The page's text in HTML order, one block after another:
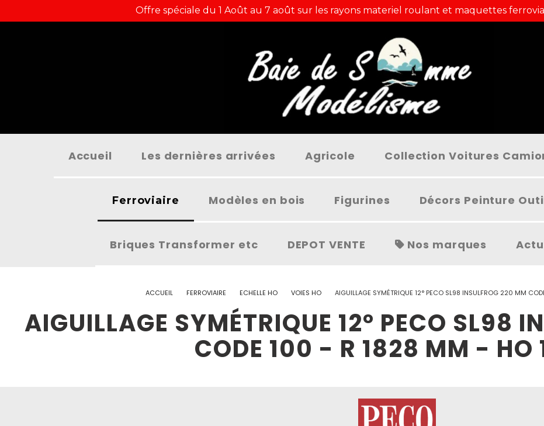
Offre spéciale du 1 Août au 7 août sur les rayons materiel roulant et maquettes
Accueil Les dernières arrivées Agricole Collection Voitures
Ferroviaire Modèles en bois Figurines Décors Peinture
Briques Transformer etc DEPOT VENTE Nos marques
ACCUEIL FERROVIAIRE ECHELLE HO VOIES HO AIGUILLAGE SYMÉTRIQUE 12° PECO SL98 INSULFROG 220 MM
AIGUILLAGE SYMÉTRIQUE 12° PECO SL98
CODE 100 - R 1828 MM - HO